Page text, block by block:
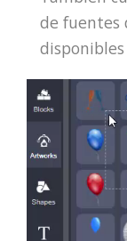
de fuentes